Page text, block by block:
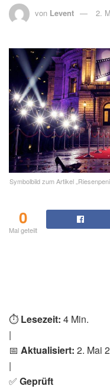
von Levent 2.
Symbolbild zum Artikel
0
Mal geteilt
⏱️ Lesezeit: 4 Min.
|
📅 Aktualisiert: 2. Mai
|
✅ Geprüft